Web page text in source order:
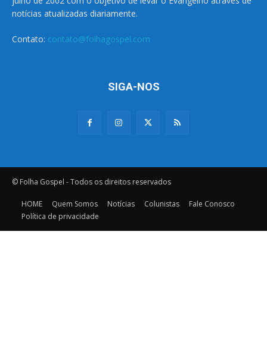
notícias atualizadas diariamente.
Contato: contato@folhagospel.com
SIGA-NOS
© Folha Gospel - Todos os direitos reservados
HOME Quem Somos Notícias Colunistas
Fale Conosco
Política de privacidade